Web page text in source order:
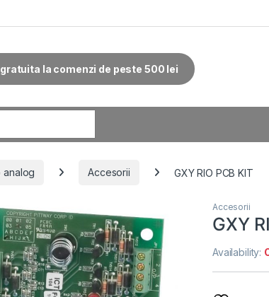
la comenzi de peste 500 lei
Accesorii GXY RIO PCB KIT
Accesorii
GXY
Availability: